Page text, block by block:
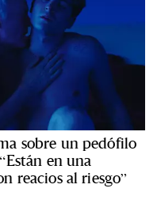
sobre un pedófilo
en una
reacios al riesgo”